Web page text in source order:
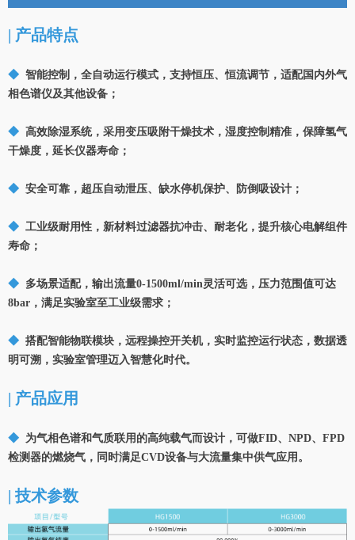
| 产品特点
◆ 智能控制，全自动运行模式，支持恒压、恒流调节，适配国内外气
相色谱仪及其他设备；
◆ 高效除湿系统，采用变压吸附干燥技术，湿度控制精准，保障氢气
干燥度，延长仪器寿命；
◆ 安全可靠，超压自动泄压、缺水停机保护、防倒吸设计；
◆ 工业级耐用性，新材料过滤器抗冲击、耐老化，提升核心电解组件
寿命；
◆ 多场景适配，输出流量0-1500ml/min灵活可选，压力范围值可达
8bar，满足实验室至工业级需求；
◆ 搭配智能物联模块，远程操控开关机，实时监控运行状态，数据透
明可溯，实验室管理迈入智慧化时代。
| 产品应用
◆ 为气相色谱和气质联用的高纯载气而设计，可做FID、NPD、FPD
检测器的燃烧气，同时满足CVD设备与大流量集中供气应用。
| 技术参数